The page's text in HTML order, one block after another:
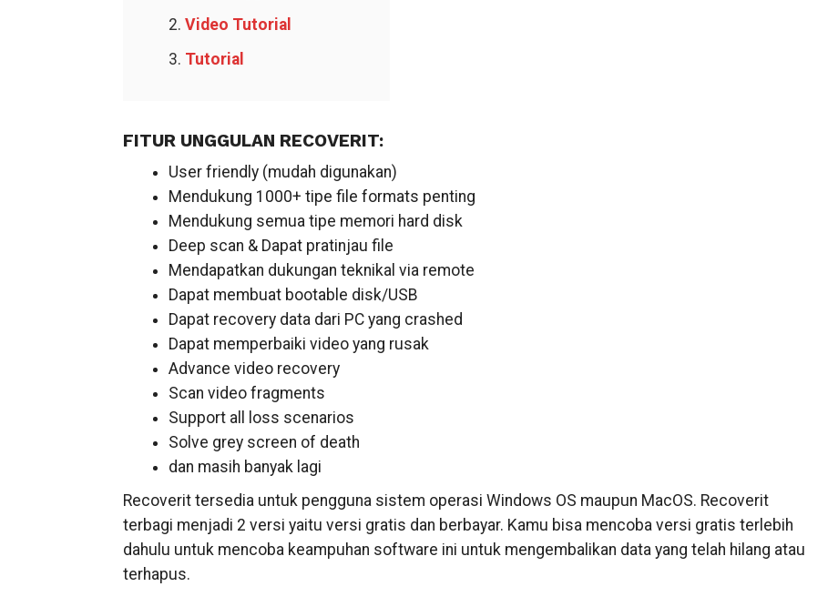
Video Tutorial
Tutorial
FITUR UNGGULAN RECOVERIT:
User friendly (mudah digunakan)
Mendukung 1000+ tipe file formats penting
Mendukung semua tipe memori hard disk
Deep scan & Dapat pratinjau file
Mendapatkan dukungan teknikal via remote
Dapat membuat bootable disk/USB
Dapat recovery data dari PC yang crashed
Dapat memperbaiki video yang rusak
Advance video recovery
Scan video fragments
Support all loss scenarios
Solve grey screen of death
dan masih banyak lagi
Recoverit tersedia untuk pengguna sistem operasi Windows OS maupun MacOS. Recoverit
terbagi menjadi 2 versi yaitu versi gratis dan berbayar. Kamu bisa mencoba versi gratis terlebih
dahulu untuk mencoba keampuhan software ini untuk mengembalikan data yang telah hilang atau
terhapus.